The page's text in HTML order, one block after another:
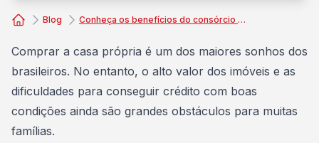
Blog Conheça os benefícios do consórcio de casa própria
Comprar a casa própria é um dos maiores sonhos dos
brasileiros. No entanto, o alto valor dos imóveis e as
dificuldades para conseguir crédito com boas
condições ainda são grandes obstáculos para muitas
famílias.